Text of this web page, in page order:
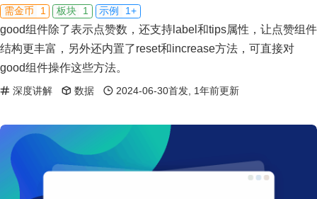
需金币 1 板块 1 示例 1+
good组件除了表示点赞数，还支持label和tips属性，让点赞组件
结构更丰富，另外还内置了reset和increase方法，可直接对
good组件操作这些方法。
深度讲解 数据 2024-06-30首发, 1年前更新